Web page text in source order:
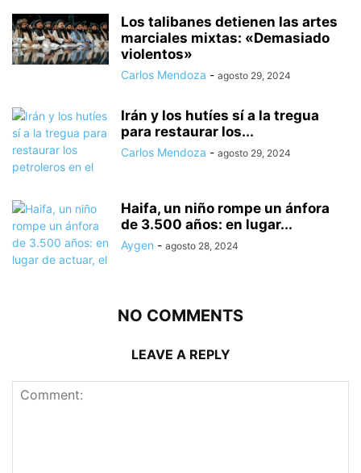
Los talibanes detienen las artes
marciales mixtas: «Demasiado
violentos»
Carlos Mendoza - agosto 29, 2024
Irán y los hutíes sí a la tregua
para restaurar los...
Carlos Mendoza - agosto 29, 2024
Haifa, un niño rompe un ánfora
de 3.500 años: en lugar...
Aygen - agosto 28, 2024
NO COMMENTS
LEAVE A REPLY